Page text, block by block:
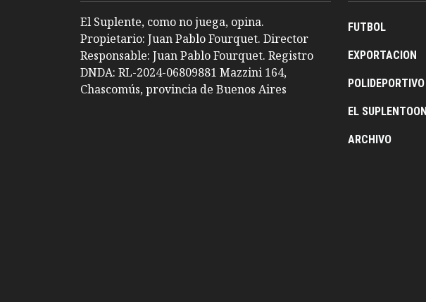
El Suplente, como no juega, opina.
Propietario: Juan Pablo Fourquet. Director
Responsable: Juan Pablo Fourquet. Registro
DNDA: RL-2024-06809881 Mazzini 164,
Chascomús, provincia de Buenos Aires
FUTBOL
EXPORTACION
POLIDEPORTIVO
EL SUPLENTOON
ARCHIVO